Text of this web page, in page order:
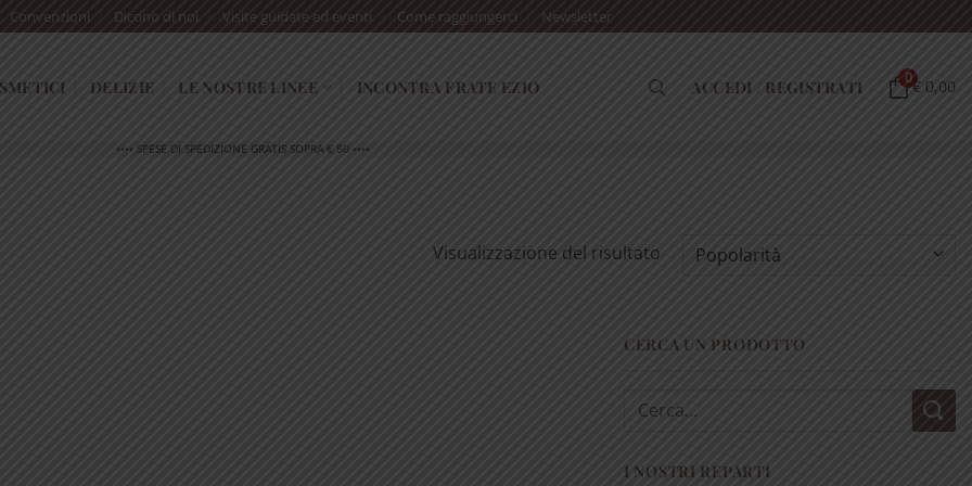
Convenzioni Dicono di noi Visite guidate ed eventi Come raggiungerci Newsletter
DELIZIE LE NOSTRE LINEE INCONTRA FRATE EZIO ACCEDI / REGISTRATI 0€ 0,00
•••• SPESE DI SPEDIZIONE GRATIS SOPRA € 50 ••••
Visualizzazione del risultato
CERCA UN PRODOTTO
Cerca:
I NOSTRI REPARTI